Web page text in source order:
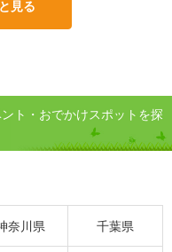
見る
ト・おでかけスポットを探
奈川県 千葉県